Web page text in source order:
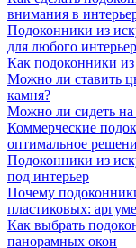
внимания в
Подоконники из
для любого
Как подоконники из
Можно ли ставить
камня?
Можно ли сидеть на
Коммерческие
оптимальное
Подоконники из
под интерьер
Почему
пластиковых:
Как выбрать
панорамных окон